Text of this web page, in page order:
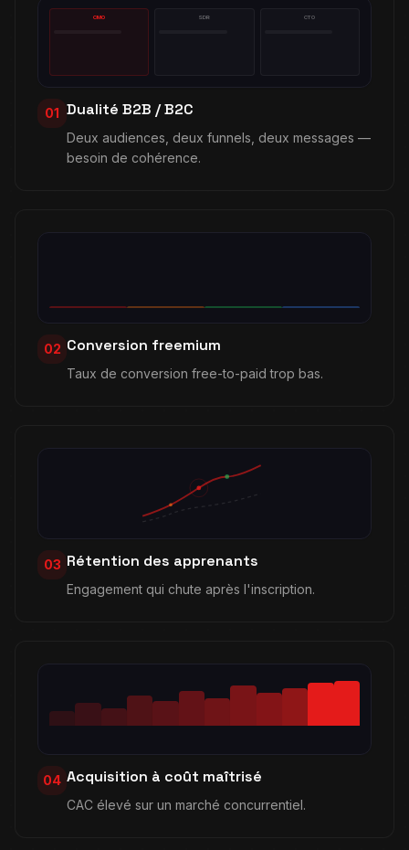
CMO SDR CTO
01 Dualité B2B / B2C
Deux audiences, deux funnels, deux messages —
besoin de cohérence.
02 Conversion freemium
Taux de conversion free-to-paid trop bas.
03 Rétention des apprenants
Engagement qui chute après l'inscription.
04 Acquisition à coût maîtrisé
CAC élevé sur un marché concurrentiel.